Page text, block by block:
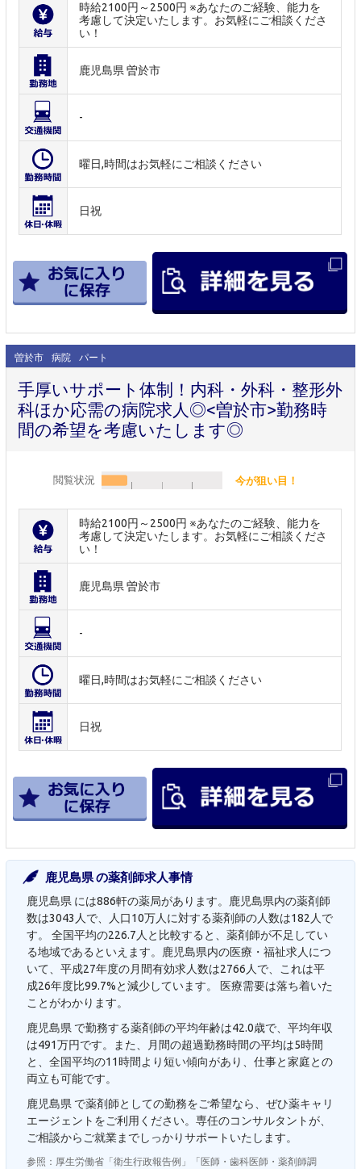
時給2100円～2500円 ※あなたのご経験、能力を
考慮して決定いたします。お気軽にご相談くださ
い！
鹿児島県 曽於市
-
曜日,時間はお気軽にご相談ください
日祝
曽於市 病院 パート
手厚いサポート体制！内科・外科・整形外
科ほか応需の病院求人◎<曽於市>勤務時
間の希望を考慮いたします◎
閲覧状況 今が狙い目！
時給2100円～2500円 ※あなたのご経験、能力を
考慮して決定いたします。お気軽にご相談くださ
い！
鹿児島県 曽於市
-
曜日,時間はお気軽にご相談ください
日祝
鹿児島県 の薬剤師求人事情
鹿児島県 には886軒の薬局があります。鹿児島県内の薬剤師
数は3043人で、人口10万人に対する薬剤師の人数は182人で
す。 全国平均の226.7人と比較すると、薬剤師が不足してい
る地域であるといえます。鹿児島県内の医療・福祉求人につ
いて、平成27年度の月間有効求人数は2766人で、これは平
成26年度比99.7%と減少しています。 医療需要は落ち着いた
ことがわかります。
鹿児島県 で勤務する薬剤師の平均年齢は42.0歳で、平均年収
は491万円です。また、月間の超過勤務時間の平均は5時間
と、全国平均の11時間より短い傾向があり、仕事と家庭との
両立も可能です。
鹿児島県 で薬剤師としての勤務をご希望なら、ぜひ薬キャリ
エージェントをご利用ください。専任のコンサルタントが、
ご相談からご就業までしっかりサポートいたします。
参照：厚生労働省「衛生行政報告例」「医師・歯科医師・薬剤師調